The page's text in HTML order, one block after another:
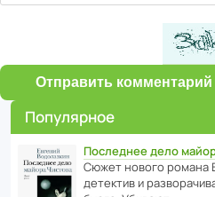
Отправить комментарий
Популярное
Последнее дело
Сюжет нового романа
дете­ктив и